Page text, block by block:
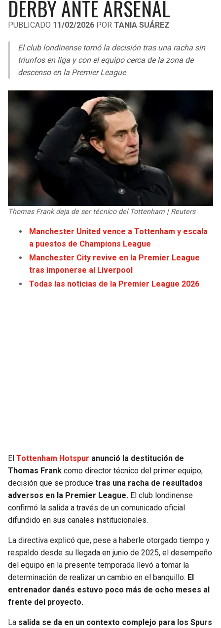
LIGA DE EXPANSIÓN MX
LEAGUES CUP
UEFA EUROPA LEAGUE
UEFA CONFERENCE LEAGUE
MLS
COPA LIBERTADORES
OTRAS LIGAS
DERBY ANTE ARSENAL
PUBLICADO 11/02/2026 POR TANIA SUÁREZ
El club londinense tomó la decisión tras una racha sin
triunfos en liga y con el equipo cerca de la zona de
descenso en la Premier League
Thomas Frank deja de ser técnico del Tottenham | Reuters
Manchester United vence a Tottenham y escala
a puestos de Champions League
Manchester City revive en la Premier League
tras imponerse al Liverpool
Todas las noticias de la Premier League 2026
El Tottenham Hotspur anunció la destitución de
Thomas Frank como director técnico del primer equipo,
decisión que se produce tras una racha de resultados
adversos en la Premier League. El club londinense
confirmó la salida a través de un comunicado oficial
difundido en sus canales institucionales.
La directiva explicó que, pese a haberle otorgado tiempo y
respaldo desde su llegada en junio de 2025, el desempeño
del equipo en la presente temporada llevó a tomar la
determinación de realizar un cambio en el banquillo. El
entrenador danés estuvo poco más de ocho meses al
frente del proyecto.
La salida se da en un contexto complejo para los Spurs